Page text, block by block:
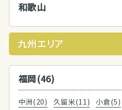
和歌山
九州エリア
福岡(46)
中洲(20) 久留米(11) 小倉(5)